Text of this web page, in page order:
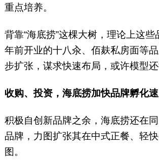
重点培养。
背靠“海底捞”这棵大树，理论上这些
年前开业的十八汆、佰麸私房面等
步扩张，谋求快速布局，或许模型还
收购、投资，海底捞加快品牌孵化
积极自创新品牌之余，海底捞还在同
品牌，力图扩张其在中式正餐、轻
图。